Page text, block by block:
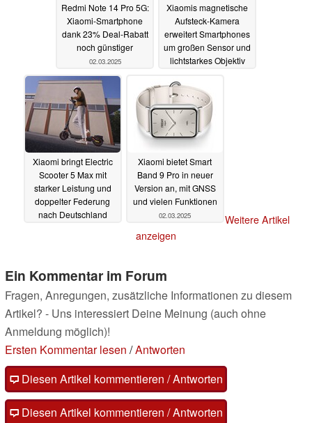
Redmi Note 14 Pro 5G:
Xiaomi-Smartphone
dank 23% Deal-Rabatt
noch günstiger
02.03.2025
Xiaomis magnetische
Aufsteck-Kamera
erweitert Smartphones
um großen Sensor und
lichtstarkes Objektiv
Xiaomi bringt Electric
Scooter 5 Max mit
starker Leistung und
doppelter Federung
nach Deutschland
Xiaomi bietet Smart
Band 9 Pro in neuer
Version an, mit GNSS
und vielen Funktionen
02.03.2025
Weitere Artikel
anzeigen
Ein Kommentar im Forum
Fragen, Anregungen, zusätzliche Informationen zu diesem
Artikel? - Uns interessiert Deine Meinung (auch ohne
Anmeldung möglich)!
Ersten Kommentar lesen /Antworten
Diesen Artikel kommentieren / Antworten
Diesen Artikel kommentieren / Antworten